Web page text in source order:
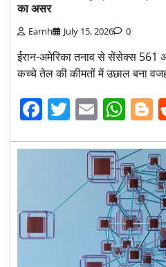
का असर
Earnh July 15, 2026 0
ईरान-अमेरिका तनाव से सेंसेक्स 561
कच्चे तेल की कीमतों में उछाल बना
Facebook
Twitter
Email